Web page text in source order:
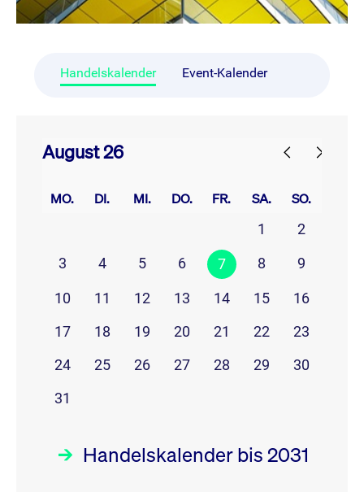
Handelskalender Event-Kalender
August 26
MO. DI. MI. DO. FR. SA. SO.
1
2
3
4 5 6 7 8 9
10 11 12 13 14 15
16
17
18 19 20 21 22
23
24
25 26 27 28 29
30
31
Handelskalender bis 2031